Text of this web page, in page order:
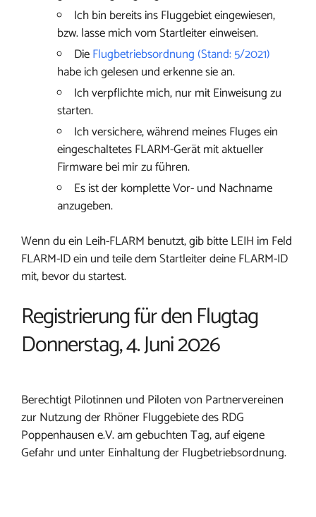
Ich bin bereits ins Fluggebiet eingewiesen,
bzw. lasse mich vom Startleiter einweisen.
DieFlugbetriebsordnung (Stand: 5/2021)
habe ich gelesen und erkenne sie an.
Ich verpflichte mich, nur mit Einweisung zu
starten.
Ich versichere, während meines Fluges ein
eingeschaltetes FLARM-Gerät mit aktueller
Firmware bei mir zu führen.
Es ist der komplette Vor- und Nachname
anzugeben.
Wenn du ein Leih-FLARM benutzt, gib bitte LEIH im Feld
FLARM-ID ein und teile dem Startleiter deine FLARM-ID
mit, bevor du startest.
Registrierung für den Flugtag
Donnerstag, 4. Juni 2026
Berechtigt Pilotinnen und Piloten von Partnervereinen
zur Nutzung der Rhöner Fluggebiete des RDG
Poppenhausen e.V. am gebuchten Tag, auf eigene
Gefahr und unter Einhaltung der Flugbetriebsordnung.